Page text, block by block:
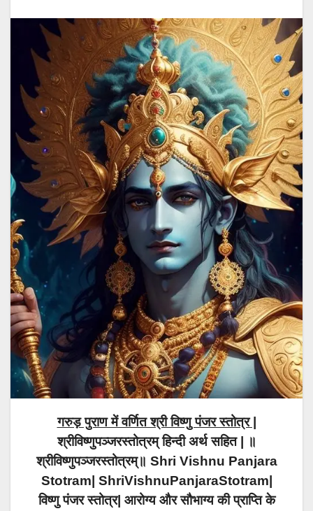
गरुड़ पुराण में वर्णित श्री विष्णु पंजर स्तोत्र |
श्रीविष्णुपञ्जरस्तोत्रम् हिन्दी अर्थ सहित |
॥
श्रीविष्णुपञ्जरस्तोत्रम्॥ Shri Vishnu Panjara
Stotram| ShriVishnuPanjaraStotram|
विष्णु पंजर स्तोत्र| आरोग्य और सौभाग्य की प्राप्ति के